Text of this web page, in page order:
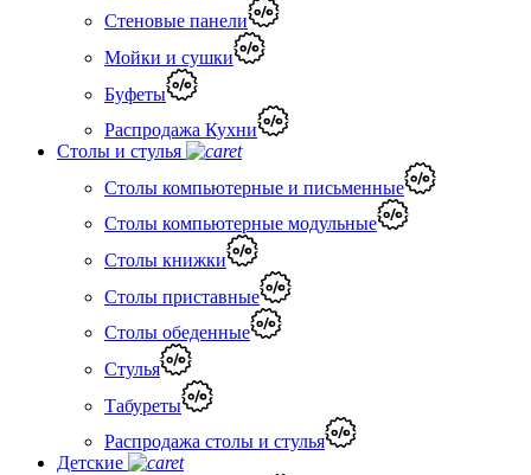
Стеновые панели
Мойки и сушки
Буфеты
Распродажа Кухни
Столы и стулья
Столы компьютерные и письменные
Столы компьютерные модульные
Столы книжки
Столы приставные
Столы обеденные
Стулья
Табуреты
Распродажа столы и стулья
Детские